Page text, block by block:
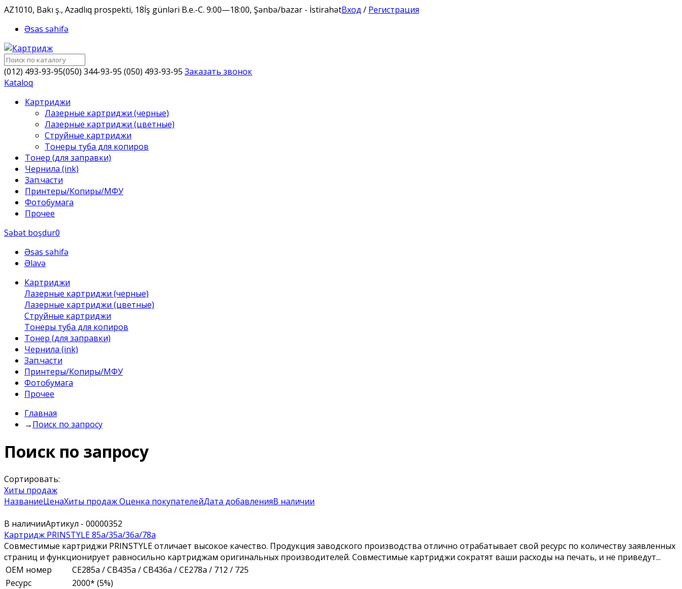
AZ1010, Bakı ş., Azadlıq prospekti, 18İş günləri B.e.-C. 9:00—18:00, Şənbə/bazar - İstirahətВход / Регистрация
Əsas səhifə
(012) 493-93-95(050) 344-93-95 (050) 493-93-95 Заказать звонок
Kataloq
Картриджи
Лазерные картриджи (черные)
Лазерные картриджи (цветные)
Струйные картриджи
Тонеры туба для копиров
Тонер (для заправки)
Чернила (ink)
Зап.части
Принтеры/Копиры/МФУ
Фотобумага
Прочее
Səbət boşdur0
Əsas səhifə
Əlavə
Картриджи
Лазерные картриджи (черные)
Лазерные картриджи (цветные)
Струйные картриджи
Тонеры туба для копиров
Тонер (для заправки)
Чернила (ink)
Зап.части
Принтеры/Копиры/МФУ
Фотобумага
Прочее
Главная
→Поиск по запросу
Поиск по запросу
Сортировать:
Хиты продаж
НазваниеЦенаХиты продажОценка покупателейДата добавленияВ наличии
В наличииАртикул - 00000352
Картридж PRINSTYLE 85a/35a/36a/78a
Совместимые картриджи PRINSTYLE отличает высокое качество. Продукция заводского производства отлично отрабатывает свой ресурс по количеству заявленных
страниц и функционирует равносильно картриджам оригинальных производителей. Совместимые картриджи сократят ваши расходы на печать, и не приведут...
ОЕМ номер
CE285a / CB435a / CB436a / CE278a / 712 / 725
Ресурс
2000* (5%)